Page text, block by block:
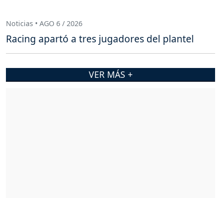
Noticias • AGO 6 / 2026
Racing apartó a tres jugadores del plantel
VER MÁS +